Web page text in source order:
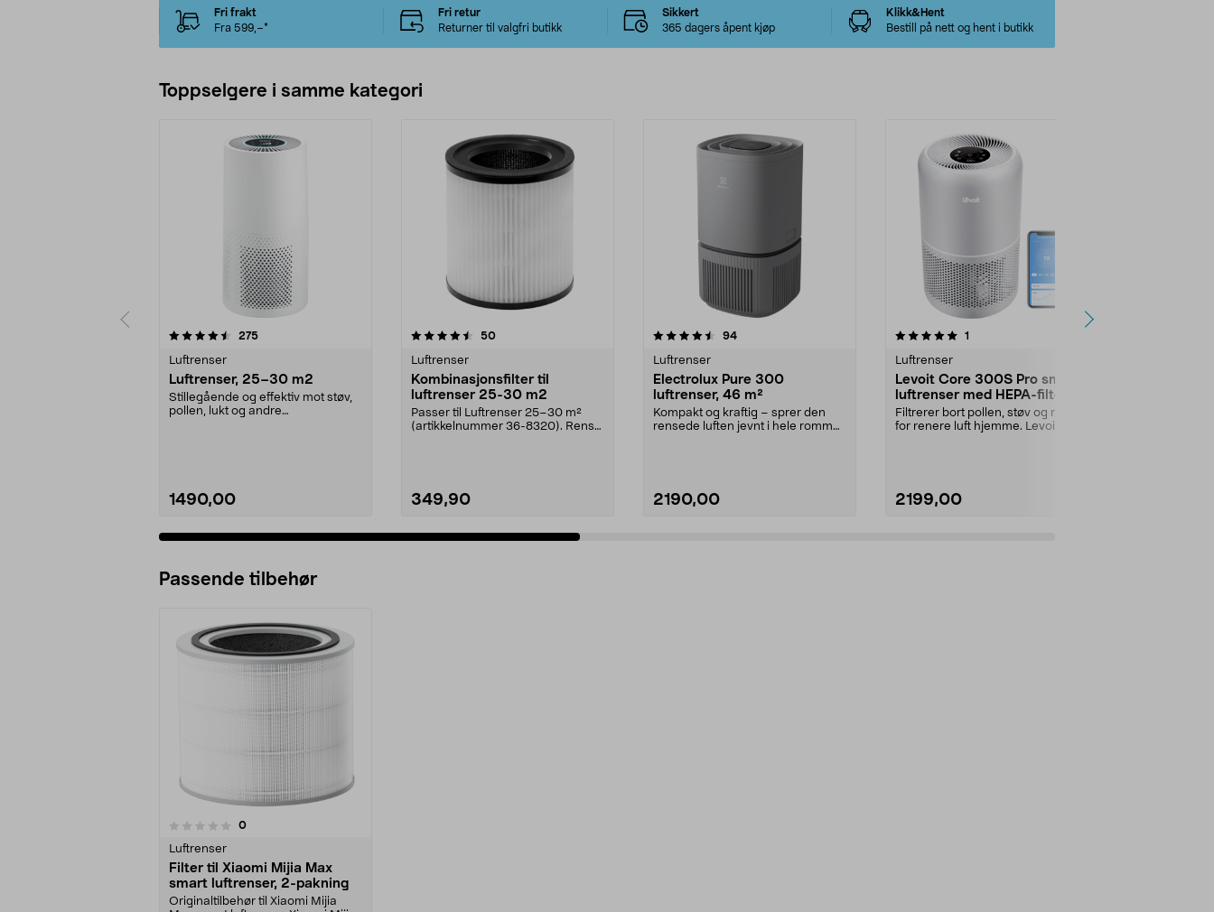
Fri frakt
Fra 599,–*
Fri retur
Returner til valgfri butikk
Sikkert
365 dagers åpent kjøp
Klikk&Hent
Bestill på nett og hent i butikk
Toppselgere i samme kategori
275anmeldelser
Luftrenser
Luftrenser, 25–30 m2
Stillegående og effektiv mot støv,
pollen, lukt og andre
1490,00
4.5 av 5 stjerner 50anmeldelser
Luftrenser
Kombinasjonsfilter til
luftrenser 25-30 m2
Passer til Luftrenser 25–30 m²
(artikkelnummer 36-8320). Rens
349,90
4.5 av 5 stjerner 94anmeldelser
Luftrenser
Electrolux Pure 300
luftrenser, 46 m²
Kompakt og kraftig – sprer den
rensede luften jevnt i hele rommet.
2190,00
5.0 av 5 stjerner 1
Luftrenser
Levoit Core 300S Pro smart
luftrenser med HEPA-filter,
50 m2
Filtrerer bort pollen, støv og røyk
for renere luft hjemme. Levoit
2199,00
4.5 av 5 stjerner
Passende tilbehør
0anmeldelser
Luftrenser
Filter til Xiaomi Mijia Max
smart luftrenser, 2-pakning
Originaltilbehør til Xiaomi Mijia